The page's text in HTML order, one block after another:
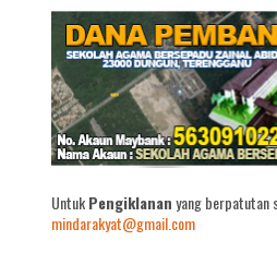
UntukPengiklananyang berpatutan
mindarakyat@gmail.com